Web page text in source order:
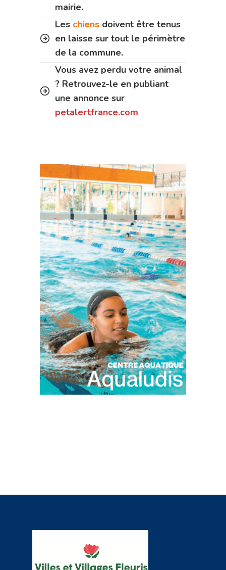
mairie.
Les chiens doivent être tenus
en laisse sur tout le périmètre
de la commune.
Vous avez perdu votre animal
? Retrouvez-le en publiant
une annonce sur
petalertfrance.com